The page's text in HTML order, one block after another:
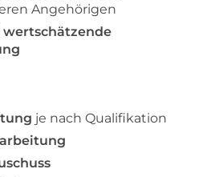
Angehörigen
wertschätzende
je nach Qualifikation